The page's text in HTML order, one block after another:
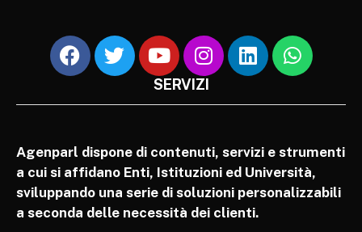
SERVIZI
Agenparl dispone di contenuti, servizi e strumenti
a cui si affidano Enti, Istituzioni ed Università,
sviluppando una serie di soluzioni personalizzabili
a seconda delle necessità dei clienti.